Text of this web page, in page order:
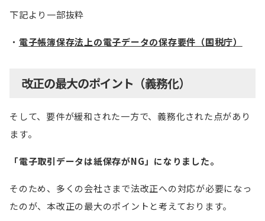
下記より一部抜粋
電子帳簿保存法上の電子データの保存要件（国税庁）
改正の最大のポイント（義務化）
そして、要件が緩和された一方で、義務化された点があり
ます。
「電子取引データは紙保存がNG」になりました。
そのため、多くの会社さまで法改正への対応が必要になっ
たのが、本改正の最大のポイントと考えております。